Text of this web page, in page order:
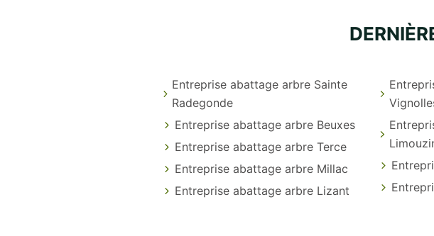
Entreprise abattage arbre Sainte
Radegonde
Entreprise abattage arbre Beuxes
Entreprise abattage arbre Terce
Entreprise abattage arbre Millac
Entreprise abattage arbre Lizant